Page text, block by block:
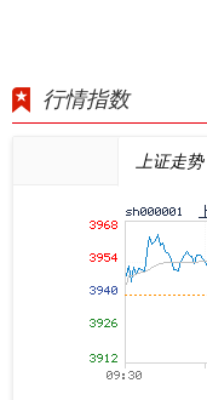
行情指数
上证走势